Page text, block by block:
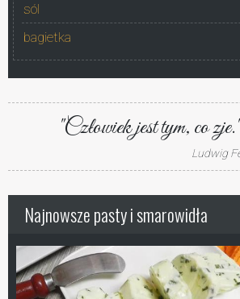
sól
bagietka
"Człowiek jest tym, co zje."
Ludwig
Najnowsze pasty i smarowidła